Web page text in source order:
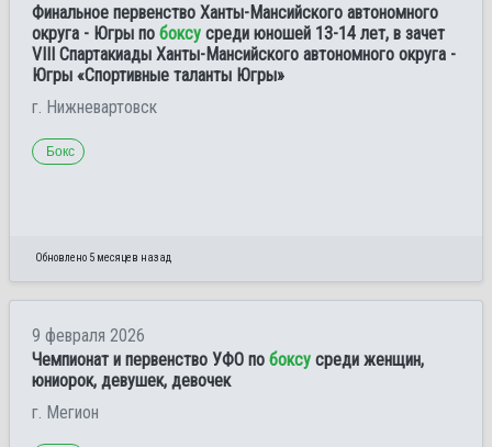
Финальное первенство Ханты-Мансийского автономного
округа - Югры по боксу среди юношей 13-14 лет, в зачет
VIII Спартакиады Ханты-Мансийского автономного округа -
Югры «Спортивные таланты Югры»
г. Нижневартовск
Бокс
Обновлено 5 месяцев назад
9 февраля 2026
Чемпионат и первенство УФО по боксу среди женщин,
юниорок, девушек, девочек
г. Мегион